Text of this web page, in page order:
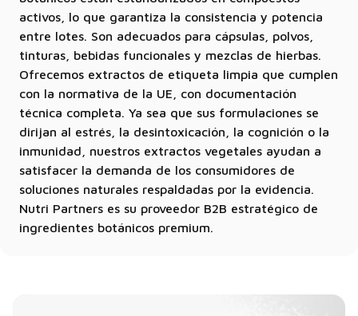
activos, lo que garantiza la consistencia y potencia
entre lotes. Son adecuados para cápsulas, polvos,
tinturas, bebidas funcionales y mezclas de hierbas.
Ofrecemos extractos de etiqueta limpia que cumplen
con la normativa de la UE, con documentación
técnica completa. Ya sea que sus formulaciones se
dirijan al estrés, la desintoxicación, la cognición o la
inmunidad, nuestros extractos vegetales ayudan a
satisfacer la demanda de los consumidores de
soluciones naturales respaldadas por la evidencia.
Nutri Partners es su proveedor B2B estratégico de
ingredientes botánicos premium.